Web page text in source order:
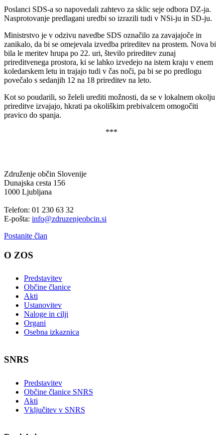
Poslanci SDS-a so napovedali zahtevo za sklic seje odbora DZ-ja.
Nasprotovanje predlagani uredbi so izrazili tudi v NSi-ju in SD-ju.
Ministrstvo je v odzivu navedbe SDS označilo za zavajajoče in
zanikalo, da bi se omejevala izvedba prireditev na prostem. Nova bi
bila le meritev hrupa po 22. uri, število prireditev zunaj
prireditvenega prostora, ki se lahko izvedejo na istem kraju v enem
koledarskem letu in trajajo tudi v čas noči, pa bi se po predlogu
povečalo s sedanjih 12 na 18 prireditev na leto.
Kot so poudarili, so želeli urediti možnosti, da se v lokalnem okolju
prireditve izvajajo, hkrati pa okoliškim prebivalcem omogočiti
pravico do spanja.
***
Združenje občin Slovenije
Dunajska cesta 156
1000 Ljubljana
Telefon: 01 230 63 32
E-pošta: info@zdruzenjeobcin.si
Postanite član
O ZOS
Predstavitev
Občine članice
Akti
Ustanovitev
Naloge in cilji
Organi
Osebna izkaznica
SNRS
Predstavitev
Občine članice SNRS
Akti
Vključitev v SNRS